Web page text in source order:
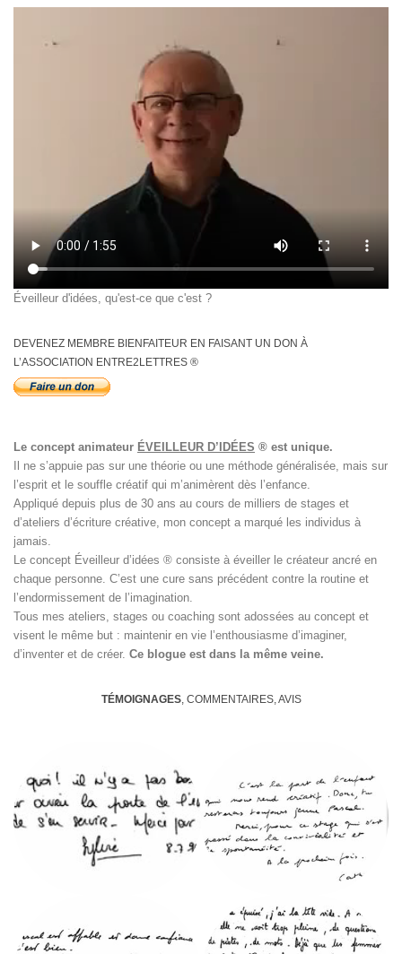
Éveilleur d'idées, qu'est-ce que c'est ?
DEVENEZ MEMBRE BIENFAITEUR EN FAISANT UN DON À
L’ASSOCIATION ENTRE2LETTRES ®
Le concept animateur ÉVEILLEUR D’IDÉES ® est unique.
Il ne s’appuie pas sur une théorie ou une méthode généralisée, mais sur
l’esprit et le souffle créatif qui m’animèrent dès l’enfance.
Appliqué depuis plus de 30 ans au cours de milliers de stages et
d’ateliers d’écriture créative, mon concept a marqué les individus à
jamais.
Le concept Éveilleur d’idées ® consiste à éveiller le créateur ancré en
chaque personne. C’est une cure sans précédent contre la routine et
l’endormissement de l’imagination.
Tous mes ateliers, stages ou coaching sont adossées au concept et
visent le même but : maintenir en vie l’enthousiasme d’imaginer,
d’inventer et de créer. Ce blogue est dans la même veine.
TÉMOIGNAGES, COMMENTAIRES, AVIS